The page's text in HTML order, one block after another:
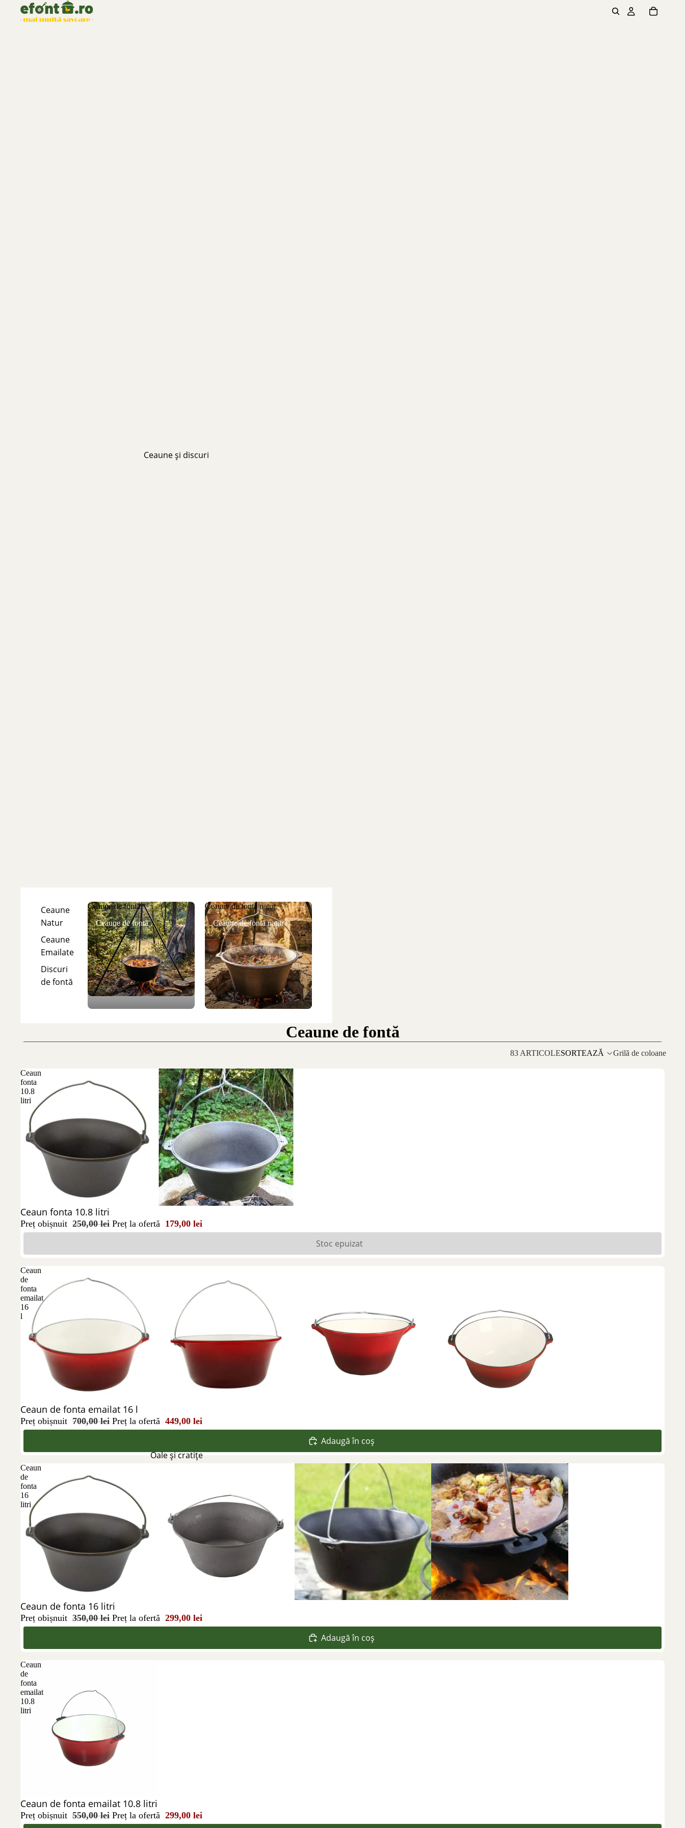
Ceaune și discuri
Ceaune
Natur
Ceaune
Emailate
Discuri
de fontă
Ceaune de fontă
Ceaune de fontă
Ceaune de fontă natur
Ceaune de fontă natur
Oale și cratițe
Ceaune de fontă
83 ARTICOLESORTEAZĂ Grilă de coloane
Ceaun
fonta
10.8
litri
Stoc epuizat
Ceaun fonta 10.8 litri
Preț obișnuit 250,00 lei Preț la ofertă 179,00 lei
Stoc epuizat
Ceaun
de
fonta
emailat
16
l
Reducere 36%
Ceaun de fonta emailat 16 l
Preț obișnuit 700,00 lei Preț la ofertă 449,00 lei
Adaugă în coș
Ceaun
de
fonta
16
litri
Reducere 15%
Ceaun de fonta 16 litri
Preț obișnuit 350,00 lei Preț la ofertă 299,00 lei
Adaugă în coș
Ceaun
de
fonta
emailat
10.8
litri
Reducere 46%
Ceaun de fonta emailat 10.8 litri
Preț obișnuit 550,00 lei Preț la ofertă 299,00 lei